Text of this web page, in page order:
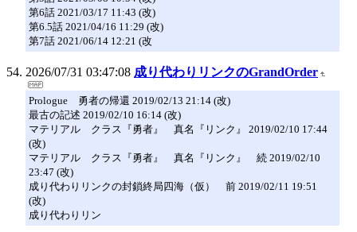
第6話 2021/03/17 11:43 (改)
第6.5話 2021/04/16 11:29 (改)
第7話 2021/06/14 12:21 (改
2026/07/31 03:47:08 成り代わりリンクのGrandOrder
Prologue 勇者の帰還 2019/02/13 21:14 (改)
最古の記述 2019/02/10 16:14 (改)
マテリアル クラス『勇者』 真名『リンク』 2019/02/10 17:44
(改)
マテリアル クラス『勇者』 真名『リンク』 続 2019/02/10
23:47 (改)
成り代わりリンクの封鎖終局四海（仮） 前 2019/02/11 19:51
(改)
成り代わりリン